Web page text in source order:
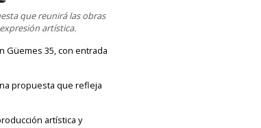
que reunirá las obras
artística.
Güemes 35, con entrada
propuesta que refleja
artística y